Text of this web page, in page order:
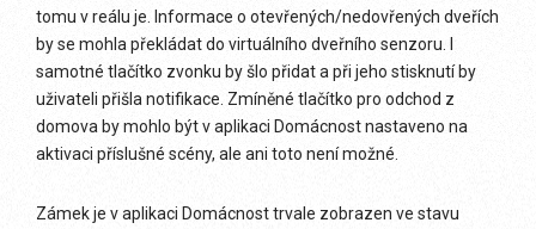
tomu v reálu je. Informace o otevřených/nedovřených dveřích
by se mohla překládat do virtuálního dveřního senzoru. I
samotné tlačítko zvonku by šlo přidat a při jeho stisknutí by
uživateli přišla notifikace. Zmíněné tlačítko pro odchod z
domova by mohlo být v aplikaci Domácnost nastaveno na
aktivaci příslušné scény, ale ani toto není možné.
Zámek je v aplikaci Domácnost trvale zobrazen ve stavu